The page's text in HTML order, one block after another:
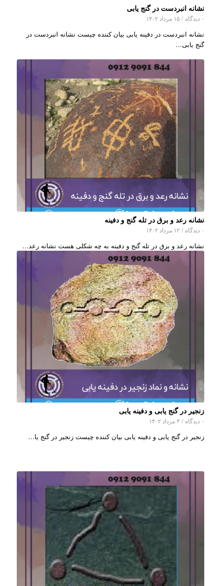
نشانه انبردست در گنج یابی
۰ دیدگاه / ۱۵ مرداد ۱۴۰۲
نشانه انبردست در دفینه یابی بیان کننده چیست نشانه انبردست در
گنج یابی…
نشانه رعد و برق در تله گنج و دفینه
۰ دیدگاه / ۱۲ مرداد ۱۴۰۲
نشانه رعد و برق در تله گنج و دفینه به چه شکلی هست نشانه رعد…
زنجیر در گنج یابی و دفینه یابی
۰ دیدگاه / ۳ مرداد ۱۴۰۲
زنجیر در گنج یابی و دفینه یابی بیان کننده چیست زنجیر در گنج یا…